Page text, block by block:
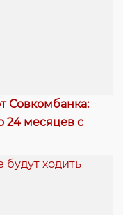
Совкомбанка:
24 месяцев с